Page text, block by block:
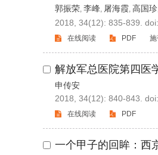
郭振荣, 李峰, 屠海霞, 高国珍
2018, 34(12): 835-839. doi:
在线阅读 PDF
解放军总医院第四医
申传安
2018, 34(12): 840-843. doi:
在线阅读 PDF
一个甲子的回眸：西